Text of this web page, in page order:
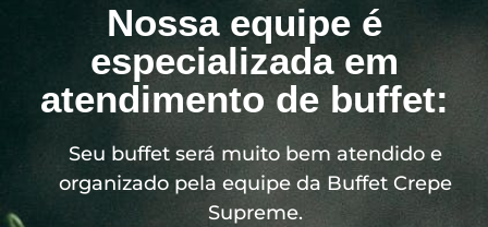
Nossa equipe é
especializada em
atendimento de buffet:
Seu buffet será muito bem atendido e
organizado pela equipe da Buffet Crepe
Supreme.